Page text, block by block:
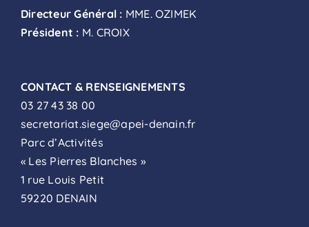
Directeur Général : MME. OZIMEK
Président : M. CROIX
CONTACT & RENSEIGNEMENTS
03 27 43 38 00
secretariat.siege@apei-denain.fr
Parc d’Activités
« Les Pierres Blanches »
1 rue Louis Petit
59220 DENAIN